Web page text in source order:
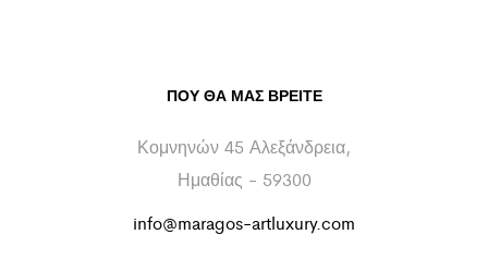
ΠΟΥ ΘΑ ΜΑΣ ΒΡΕΊΤΕ
Κομνηνών 45 Αλεξάνδρεια,
Ημαθίας - 59300
info@maragos-artluxury.com